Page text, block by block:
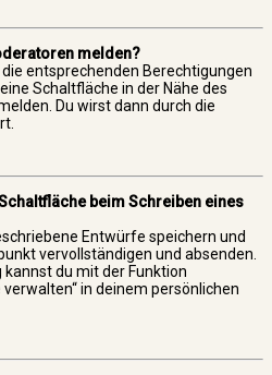
melden?
entsprechenden Berechtigungen
Schaltfläche in der Nähe des
Du wirst dann durch die
beim Schreiben eines
Entwürfe speichern und
vervollständigen und absenden.
kannst du mit der Funktion
in deinem persönlichen